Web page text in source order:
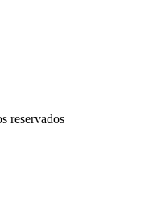
reservados